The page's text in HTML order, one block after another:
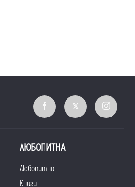
ЛЮБОПИТНА
Любопитно
Книги